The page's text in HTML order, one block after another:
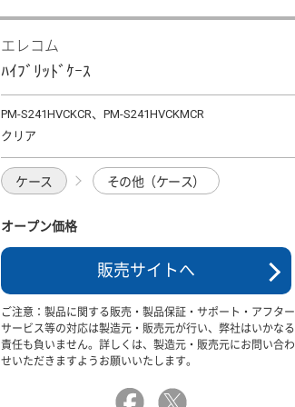
エレコム
ﾊｲﾌﾞﾘｯﾄﾞｹｰｽ
PM-S241HVCKCR、PM-S241HVCKMCR
クリア
ケース その他（ケース）
オープン価格
販売サイトへ
ご注意：製品に関する販売・製品保証・サポート・アフター
サービス等の対応は製造元・販売元が行い、弊社はいかなる
責任も負いません。詳しくは、製造元・販売元にお問い合わ
せいただきますようお願いいたします。